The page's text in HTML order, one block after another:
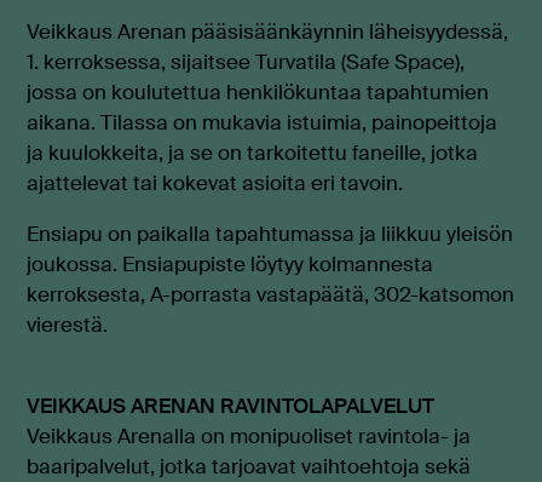
Veikkaus Arenan pääsisäänkäynnin läheisyydessä,
1. kerroksessa, sijaitsee Turvatila (Safe Space),
jossa on koulutettua henkilökuntaa tapahtumien
aikana. Tilassa on mukavia istuimia, painopeittoja
ja kuulokkeita, ja se on tarkoitettu faneille, jotka
ajattelevat tai kokevat asioita eri tavoin.
Ensiapu on paikalla tapahtumassa ja liikkuu yleisön
joukossa. Ensiapupiste löytyy kolmannesta
kerroksesta, A-porrasta vastapäätä, 302-katsomon
vierestä.
VEIKKAUS ARENAN RAVINTOLAPALVELUT
Veikkaus Arenalla on monipuoliset ravintola- ja
baaripalvelut, jotka tarjoavat vaihtoehtoja sekä